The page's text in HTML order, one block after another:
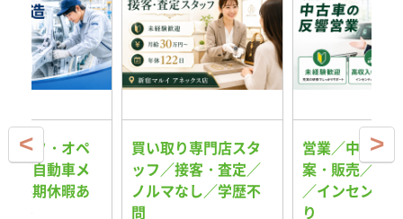
ッフ・オペ
／自動車メ
長期休暇あ
寮
買い取り専門店スタ
ッフ／接客・査定／
ノルマなし／学歴不
問
営業／中古車
案・販売／反
／インセンテ
り